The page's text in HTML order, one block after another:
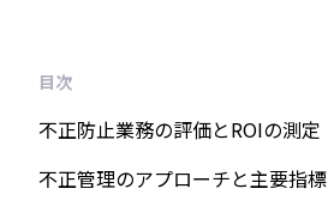
目次
不正防止業務の評価とROIの測定
不正管理のアプローチと主要指標